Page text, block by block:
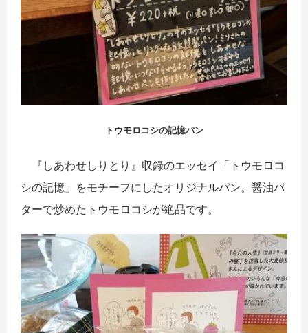
トウモロコシの記憶パン
『しあわせしりとり』収録のエッセイ「トウモロコ
シの記憶」をモチーフにしたオリジナルパン。醤油バ
ターで炒めたトウモロコシが絶品です。